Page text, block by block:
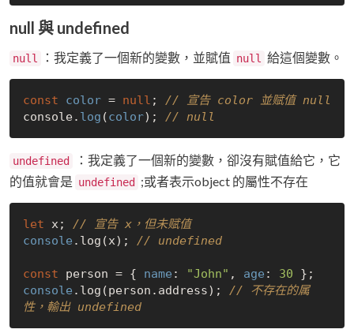
null 與 undefined
null ：我定義了一個新的變數，並賦值 null 給這個變數。
const color = null ; // 宣告 color 並赋值 null
console. log (color); // null
undefined
：我定義了一個新的變數，卻沒有賦值給它，它
的值就會是 undefined ;或者表示object 的屬性不存在
let x; // 宣告 x，但未赋值
console .log(x); // undefined
const person = { name : "John" , age : 30
console .log(person.address); // 不存在的属
性，輸出 undefined